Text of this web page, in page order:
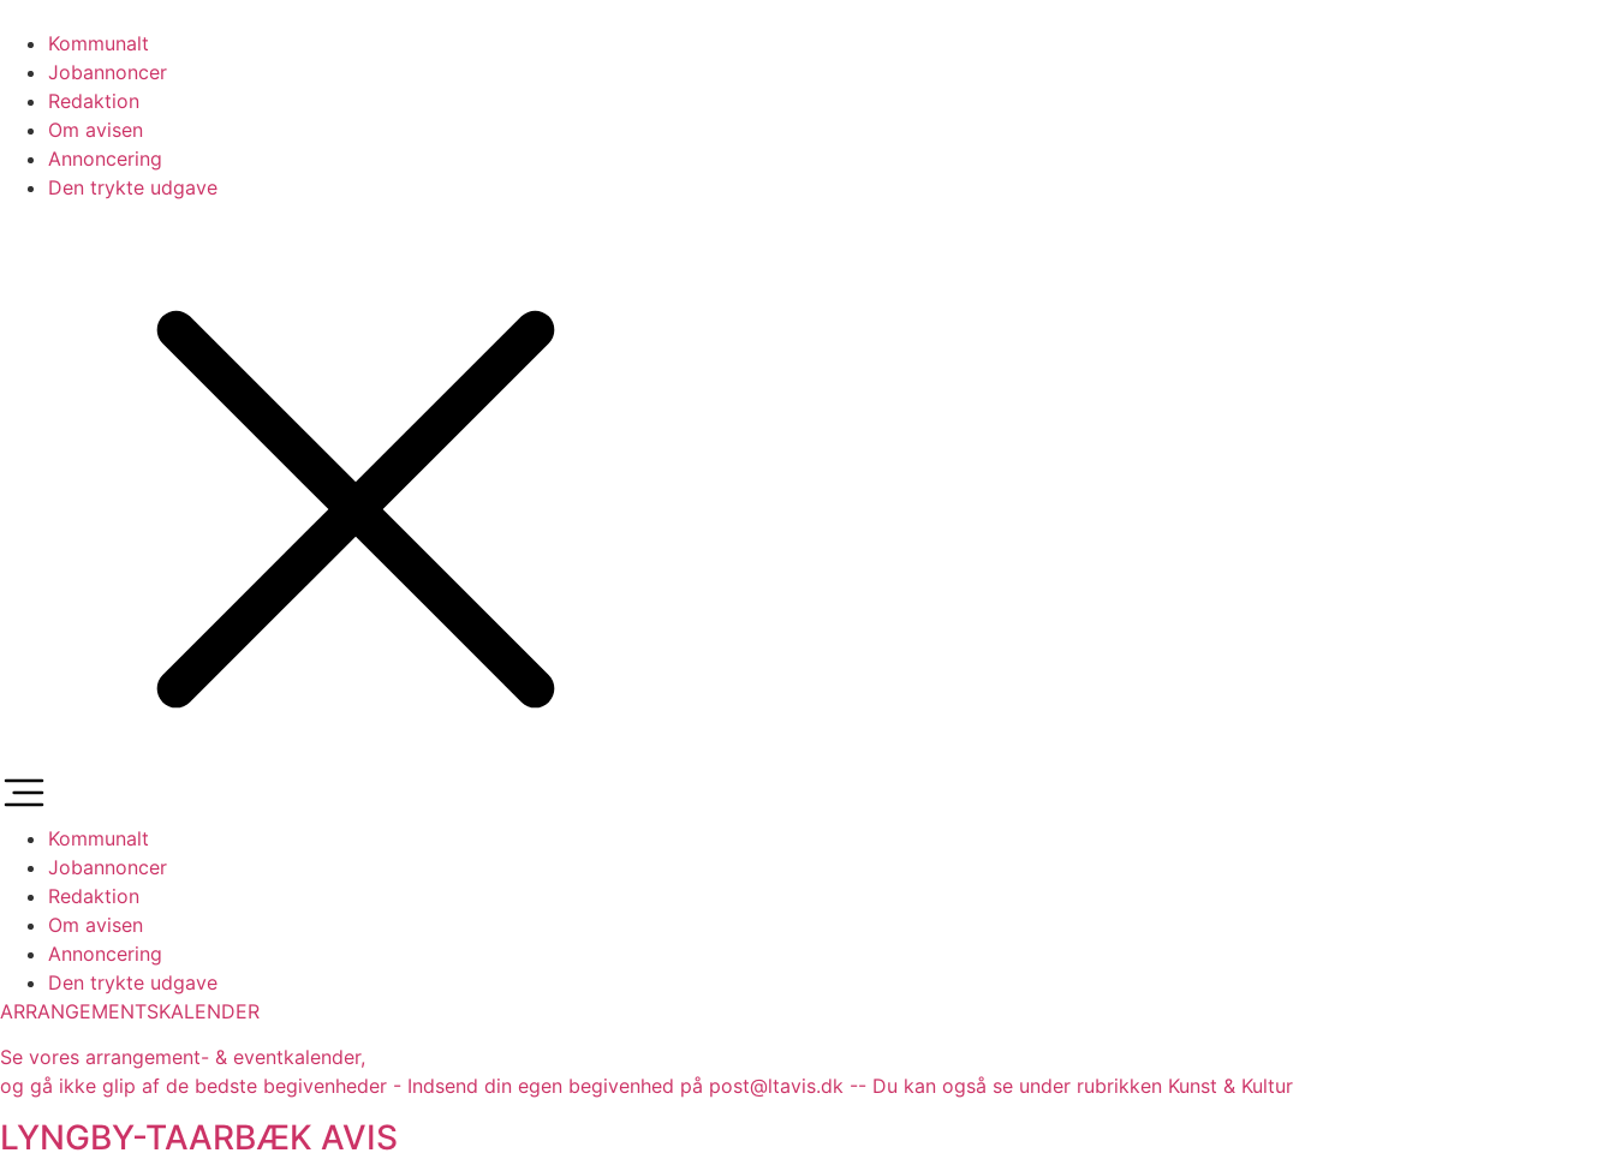
indhold
Kommunalt
Jobannoncer
Redaktion
Om avisen
Annoncering
Den trykte udgave
Kommunalt
Jobannoncer
Redaktion
Om avisen
Annoncering
Den trykte udgave
ARRANGEMENTSKALENDER
Se vores arrangement- & eventkalender,
og gå ikke glip af de bedste begivenheder - Indsend din egen begivenhed på post@ltavis.dk -- Du kan også se under rubrikken Kunst & Kultur
LYNGBY-TAARBÆK AVIS